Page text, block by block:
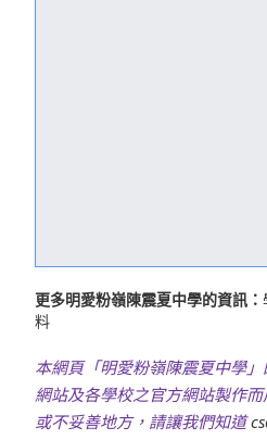
更多明愛粉嶺陳震夏中學的資訊：
料
本網頁「明愛粉嶺陳震夏中學
網站及各學校之官方網站製作
或不妥善地方，請讓我們知道